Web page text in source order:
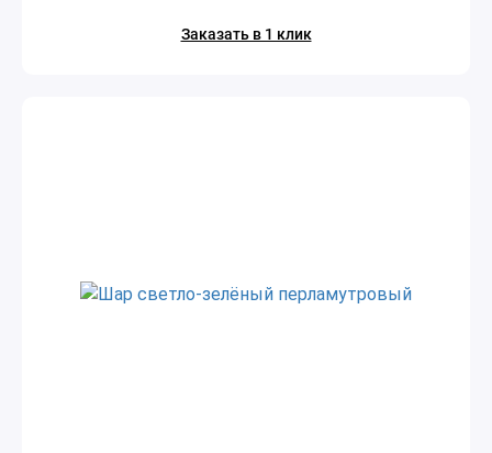
Заказать в 1 клик